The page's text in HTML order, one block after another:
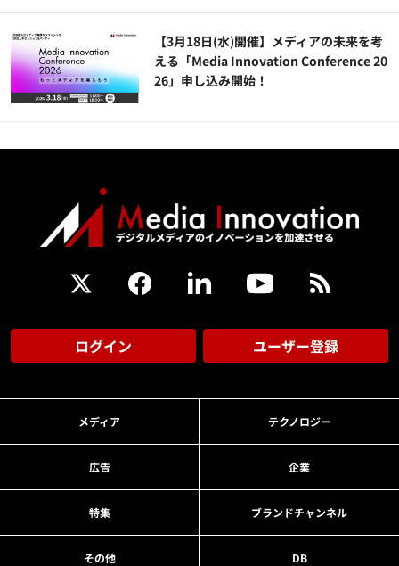
【3月18日(水)開催】メディアの未来を考
える「Media Innovation Conference 20
26」申し込み開始！
ログイン ユーザー登録
メディア テクノロジー
広告 企業
特集 ブランドチャンネル
その他 DB